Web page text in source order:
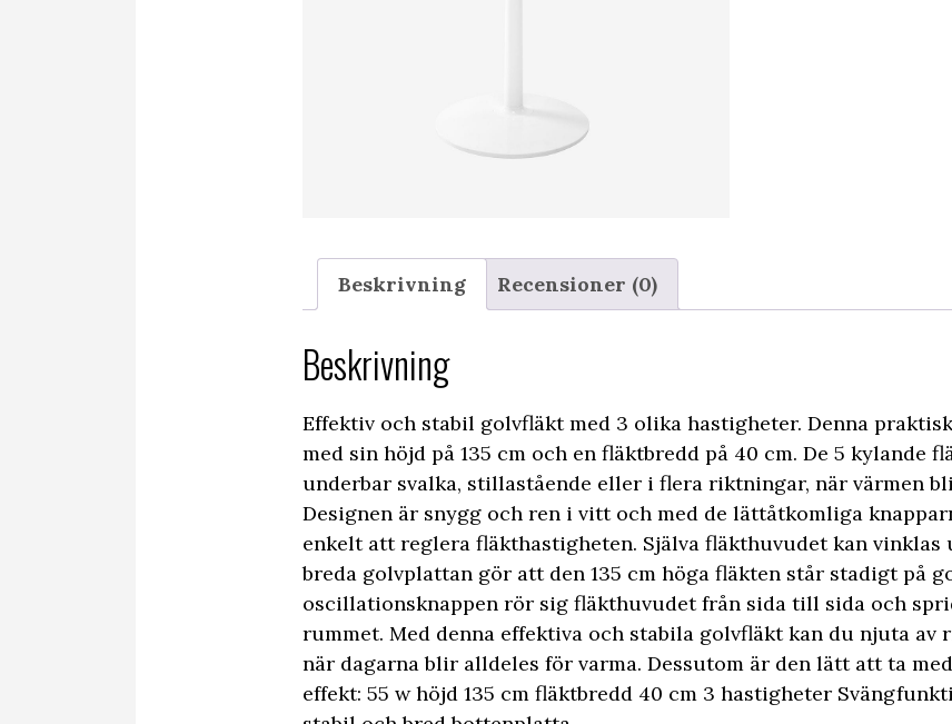
Beskrivning Recensioner (0)
Beskrivning
Effektiv och stabil golvfläkt med 3 olika hastigheter. Denna
med sin höjd på 135 cm och en fläktbredd på 40 cm. De 5 kylande
underbar svalka, stillastående eller i flera riktningar, när värmen
Designen är snygg och ren i vitt och med de lättåtkomliga
enkelt att reglera fläkthastigheten. Själva fläkthuvudet kan vinklas
breda golvplattan gör att den 135 cm höga fläkten står stadigt på
oscillationsknappen rör sig fläkthuvudet från sida till sida och
rummet. Med denna effektiva och stabila golvfläkt kan du njuta
när dagarna blir alldeles för varma. Dessutom är den lätt att ta
effekt: 55 w höjd 135 cm fläktbredd 40 cm 3 hastigheter